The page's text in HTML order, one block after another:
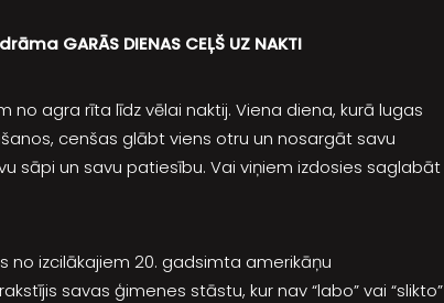
GARĀS DIENAS CEĻŠ UZ NAKTI
no agra rīta līdz vēlai naktij. Viena diena, kurā lugas
cenšas glābt viens otru un nosargāt savu
sāpi un savu patiesību. Vai viņiem izdosies saglabāt
no izcilākajiem 20. gadsimta amerikāņu
savas ģimenes stāstu, kur nav “labo” vai “slikto”